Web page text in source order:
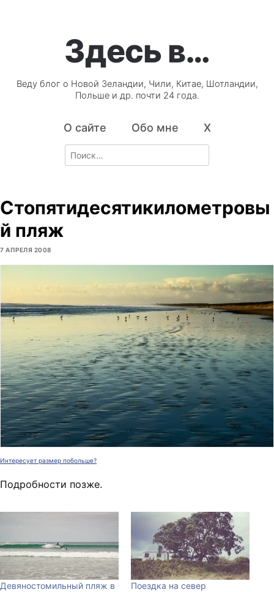
Здесь в…
Веду блог о Новой Зеландии, Чили, Китае, Шотландии,
Польше и др. почти 24 года.
О сайте Обо мне X
Search
for:
Стопятидесятикилометровы
й пляж
7 АПРЕЛЯ 2008
Интересует размер побольше?
Подробности позже.
Девяностомильный пляж в
Поездка на север